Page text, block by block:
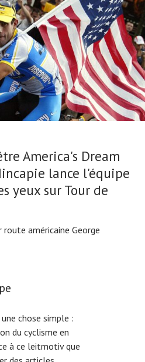
America's Dream
lance l'équipe
yeux sur Tour de
américaine George
chose simple :
du cyclisme en
à ce leitmotiv que